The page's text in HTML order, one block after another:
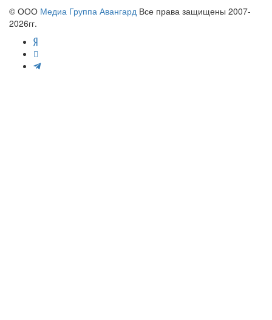
© ООО Медиа Группа Авангард Все права защищены 2007-
2026гг.